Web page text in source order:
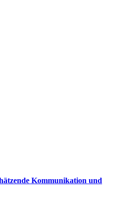
Kommunikation und